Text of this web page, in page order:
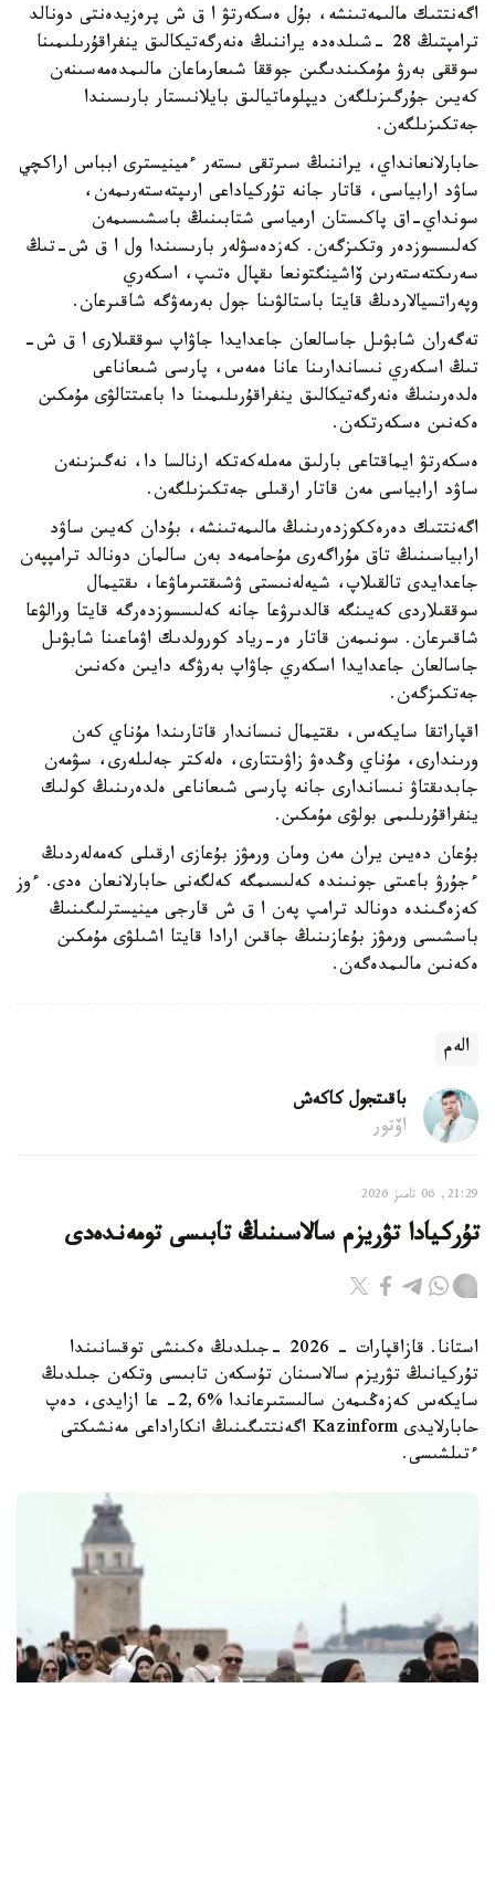
اگەنتتىك مالىمەتىنشە، بۇل ەسكەرتۋ ا ق ش پرەزيدەنتى دونالد
ترامپتىڭ 28 -شىلدەدە يراننىڭ ەنەرگەتيكالىق ينفراقۇرىلىمىنا
سوققى بەرۋ مۇمكىندىگىن جوققا شىعارماعان مالىمدەمەسىنەن
كەيىن جۇرگىزىلگەن ديپلوماتيالىق بايلانىستار بارىسىندا
جەتكىزىلگەن.
حابارلانعانداي، يراننىڭ سىرتقى ىستەر ءمينيسترى ابباس اراكچي
ساۋد ارابياسى، قاتار جانە تۇركياداعى ارىپتەستەرىمەن،
سونداي-اق پاكىستان ارمياسى شتابىنىڭ باسشىسىمەن
كەلىسسوزدەر وتكىزگەن. كەزدەسۋلەر بارىسىندا ول ا ق ش-تىڭ
سەرىكتەستەرىن ۆاشينگتونعا ىقپال ەتىپ، اسكەري
وپەراتسيالاردىڭ قايتا باستالۋىنا جول بەرمەۋگە شاقىرعان.
تەگەران شابۋىل جاسالعان جاعدايدا جاۋاپ سوققىلارى ا ق ش-
تىڭ اسكەري نىساندارىنا عانا ەمەس، پارسى شىعاناعى
ەلدەرىنىڭ ەنەرگەتيكالىق ينفراقۇرىلىمىنا دا باعىتتالۋى مۇمكىن
ەكەنىن ەسكەرتكەن.
ەسكەرتۋ ايماقتاعى بارلىق مەملەكەتكە ارنالسا دا، نەگىزىنەن
ساۋد ارابياسى مەن قاتار ارقىلى جەتكىزىلگەن.
اگەنتتىك دەرەككوزدەرىنىڭ مالىمەتىنشە، بۇدان كەيىن ساۋد
ارابياسىنىڭ تاق مۇراگەرى مۇحاممەد بەن سالمان دونالد ترامپپەن
جاعدايدى تالقىلاپ، شيەلەنىستى ۋشىقتىرماۋعا، ىقتيمال
سوققىلاردى كەيىنگە قالدىرۋعا جانە كەلىسسوزدەرگە قايتا ورالۋعا
شاقىرعان. سونىمەن قاتار ەر-رياد كورولدىك اۋماعىنا شابۋىل
جاسالعان جاعدايدا اسكەري جاۋاپ بەرۋگە دايىن ەكەنىن
جەتكىزگەن.
اقپاراتقا سايكەس، ىقتيمال نىساندار قاتارىندا مۇناي كەن
ورىندارى، مۇناي وڭدەۋ زاۋىتتارى، ەلەكتر جەلىلەرى، سۋمەن
جابدىقتاۋ نىساندارى جانە پارسى شىعاناعى ەلدەرىنىڭ كولىك
ينفراقۇرىلىمى بولۋى مۇمكىن.
بۇعان دەيىن يران مەن ومان ورمۋز بۇعازى ارقىلى كەمەلەردىڭ
ءجۇرۋ باعىتى جونىندە كەلىسىمگە كەلگەنى حابارلانعان ەدى. ءوز
كەزەگىندە دونالد ترامپ پەن ا ق ش قارجى مينيسترلىگىنىڭ
باسشىسى ورمۋز بۇعازىنىڭ جاقىن ارادا قايتا اشىلۋى مۇمكىن
ەكەنىن مالىمدەگەن.
الەم
باقىتجول كاكەش
اۆتور
21:29, 06 تامىز 2026
تۇركيادا تۋريزم سالاسىنىڭ تابىسى تومەندەدى
استانا. قازاقپارات - 2026 -جىلدىڭ ەكىنشى توقسانىندا
تۇركيانىڭ تۋريزم سالاسىنان تۇسكەن تابىسى وتكەن جىلدىڭ
سايكەس كەزەڭىمەن سالىستىرعاندا %2,6- عا ازايدى، دەپ
حابارلايدى Kazinform اگەنتتىگىنىڭ انكاراداعى مەنشىكتى
ءتىلشىسى.